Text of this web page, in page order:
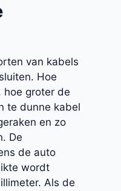
van kabels
Hoe
hoe groter de
te dunne kabel
en zo
De
de auto
wordt
Als de